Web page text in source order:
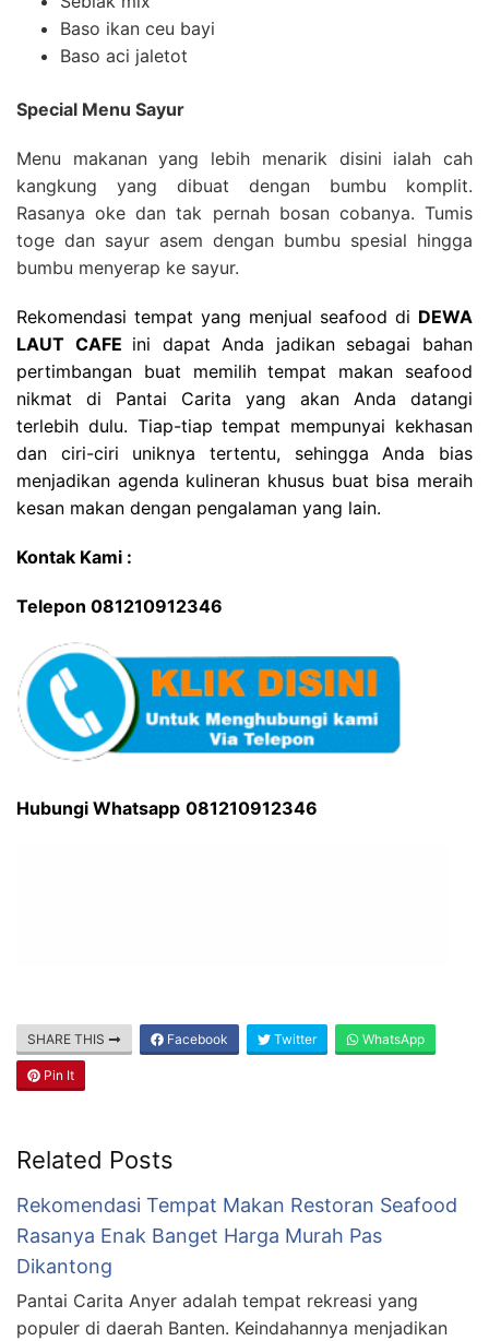
Baso ikan ceu bayi
Baso aci jaletot
Special Menu Sayur
Menu makanan yang lebih menarik disini ialah cah
kangkung yang dibuat dengan bumbu komplit.
Rasanya oke dan tak pernah bosan cobanya. Tumis
toge dan sayur asem dengan bumbu spesial hingga
bumbu menyerap ke sayur.
Rekomendasi tempat yang menjual seafood di DEWA
LAUT CAFE ini dapat Anda jadikan sebagai bahan
pertimbangan buat memilih tempat makan seafood
nikmat di Pantai Carita yang akan Anda datangi
terlebih dulu. Tiap-tiap tempat mempunyai kekhasan
dan ciri-ciri uniknya tertentu, sehingga Anda bias
menjadikan agenda kulineran khusus buat bisa meraih
kesan makan dengan pengalaman yang lain.
Kontak Kami :
Telepon 081210912346
Hubungi Whatsapp 081210912346
SHARE THIS Facebook Twitter WhatsApp
Pin It
Related Posts
Rekomendasi Tempat Makan Restoran Seafood
Rasanya Enak Banget Harga Murah Pas
Dikantong
Pantai Carita Anyer adalah tempat rekreasi yang
populer di daerah Banten. Keindahannya menjadikan